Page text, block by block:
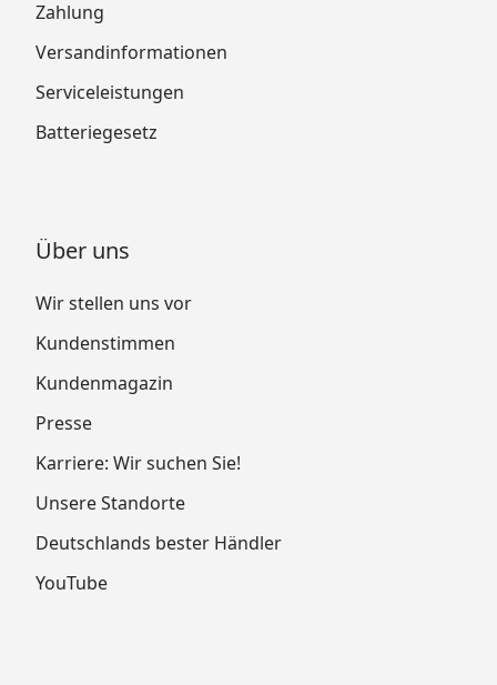
Zahlung
Versandinformationen
Serviceleistungen
Batteriegesetz
Über uns
Wir stellen uns vor
Kundenstimmen
Kundenmagazin
Presse
Karriere: Wir suchen Sie!
Unsere Standorte
Deutschlands bester Händler
YouTube